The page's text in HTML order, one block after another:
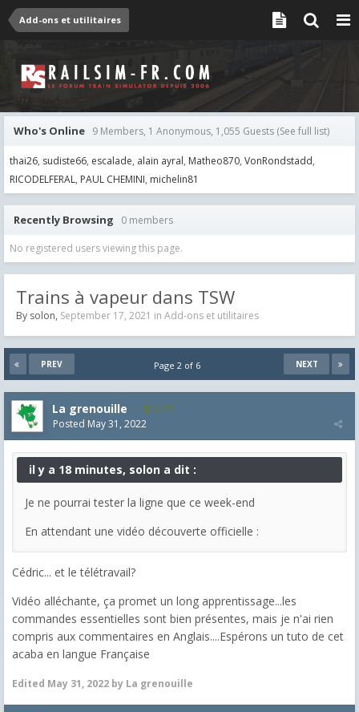
Add-ons et utilitaires
Who's Online 9 Members, 1 Anonymous, 1,055 Guests (See full list)
thai26 sudiste66 escalade alain ayral Matheo870 VonRondstadd
RICODELFERAL PAUL CHEMINI michelin81
Recently Browsing 0 members
No registered users viewing this page.
Trains à vapeur dans TSW
By solon, September 17, 2021 in Add-ons et utilitaires
PREV NEXT
Page 2 of 6
La grenouille 3,271
Posted May 31, 2022
il y a 18 minutes, solon a dit :
Je ne pourrai tester la ligne que ce week-end
En attendant une vidéo découverte officielle :
Cédric... et le télétravail?
Vidéo alléchante, ça promet un long apprentissage...les
commandes essentielles sont bien présentes, mais je n'ai rien
compris aux commentaires en Anglais....Espérons un tuto de cet
acaba en langue Française
Edited May 31, 2022 by La grenouille